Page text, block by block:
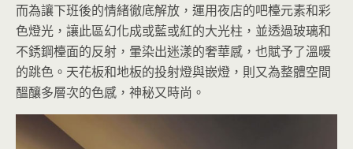
而為讓下班後的情緒徹底解放，運用夜店的吧檯元素和彩
色燈光，讓此區幻化成或藍或紅的大光柱，並透過玻璃和
不銹鋼檯面的反射，暈染出迷漾的奢華感，也賦予了溫暖
的跳色。天花板和地板的投射燈與嵌燈，則又為整體空間
醞釀多層次的色感，神秘又時尚。